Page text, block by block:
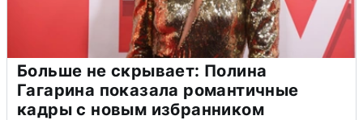
Больше не скрывает: Полина
Гагарина показала романтичные
кадры с новым избранником